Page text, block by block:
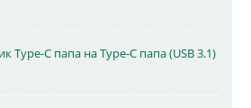
Type-C папа на Type-C папа (USB 3.1)